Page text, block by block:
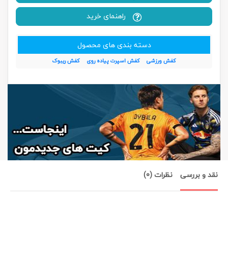
راهنمای خرید
دسته بندی های محصول
کفش ورزشی کفش اسپرت پیاده روی کفش ریبوک
نقد و بررسی نظرات (0)